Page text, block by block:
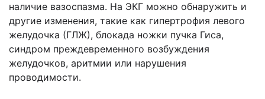
наличие вазоспазма. На ЭКГ можно обнаружить и
другие изменения, такие как гипертрофия левого
желудочка (ГЛЖ), блокада ножки пучка Гиса,
синдром преждевременного возбуждения
желудочков, аритмии или нарушения
проводимости.